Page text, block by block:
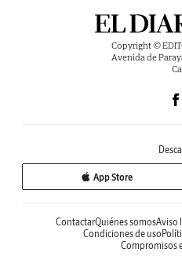
Copyright ©
Avenida de
App Store
ContactarQuiénes somosAviso
Condiciones de uso
Compromisos